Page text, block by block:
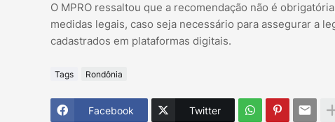
O MPRO ressaltou que a recomendação não é
medidas legais, caso seja necessário para assegurar a
cadastrados em plataformas digitais.
Tags Rondônia
Facebook Twitter